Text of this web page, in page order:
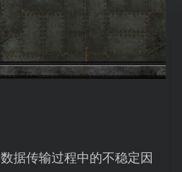
据传输过程中的不稳定因